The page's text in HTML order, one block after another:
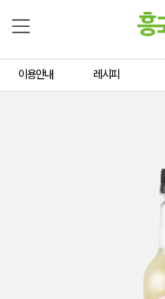
이용안내 레시피